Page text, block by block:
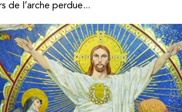
de l’arche perdue...